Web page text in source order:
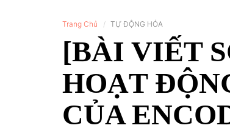
Trang Chủ TỰ ĐỘNG HÓA
[BÀI VIẾT
HOẠT
CỦA